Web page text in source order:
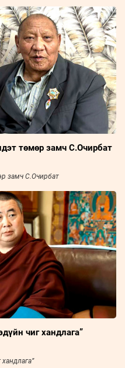
цуглуулгатай, хүндэт төмөр замч С.Очирбат
хүндэт төмөр замч С.Очирбат
чиг хандлага”